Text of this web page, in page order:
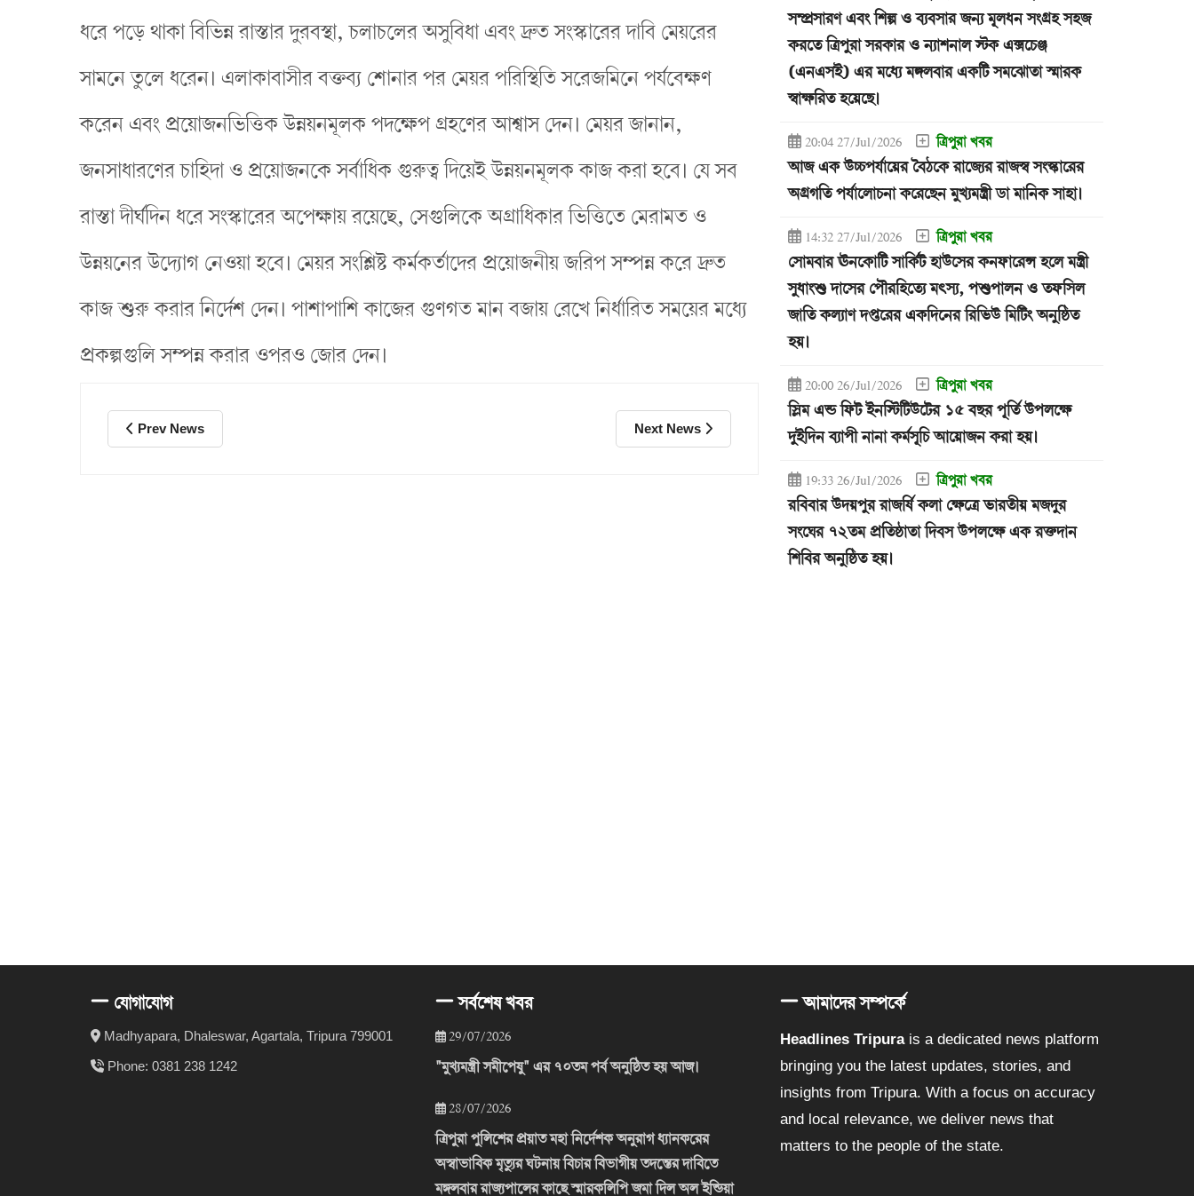
ধরে পড়ে থাকা বিভিন্ন রাস্তার দুরবস্থা, চলাচলের অসুবিধা এবং দ্রুত সংস্কারের দাবি মেয়রের
সামনে তুলে ধরেন। এলাকাবাসীর বক্তব্য শোনার পর মেয়র পরিস্থিতি সরেজমিনে পর্যবেক্ষণ
করেন এবং প্রয়োজনভিত্তিক উন্নয়নমূলক পদক্ষেপ গ্রহণের আশ্বাস দেন। মেয়র জানান,
জনসাধারণের চাহিদা ও প্রয়োজনকে সর্বাধিক গুরুত্ব দিয়েই উন্নয়নমূলক কাজ করা হবে। যে সব
রাস্তা দীর্ঘদিন ধরে সংস্কারের অপেক্ষায় রয়েছে, সেগুলিকে অগ্রাধিকার ভিত্তিতে মেরামত ও
উন্নয়নের উদ্যোগ নেওয়া হবে। মেয়র সংশ্লিষ্ট কর্মকর্তাদের প্রয়োজনীয় জরিপ সম্পন্ন করে দ্রুত
কাজ শুরু করার নির্দেশ দেন। পাশাপাশি কাজের গুণগত মান বজায় রেখে নির্ধারিত সময়ের মধ্যে
প্রকল্পগুলি সম্পন্ন করার ওপরও জোর দেন।
Prev News Next News
সম্প্রসারণ এবং শিল্প ও ব্যবসার জন্য মূলধন সংগ্রহ সহজ
করতে ত্রিপুরা সরকার ও ন্যাশনাল স্টক এক্সচেঞ্জ
(এনএসই) এর মধ্যে মঙ্গলবার একটি সমঝোতা স্মারক
স্বাক্ষরিত হয়েছে।
20:04 27/Jul/2026 ত্রিপুরা খবর
আজ এক উচ্চপর্যায়ের বৈঠকে রাজ্যের রাজস্ব সংস্কারের
অগ্রগতি পর্যালোচনা করেছেন মুখ্যমন্ত্রী ডা মানিক সাহা।
14:32 27/Jul/2026 ত্রিপুরা খবর
সোমবার ঊনকোটি সার্কিট হাউসের কনফারেন্স হলে মন্ত্রী
সুধাংশু দাসের পৌরহিত্যে মৎস্য, পশুপালন ও তফসিল
জাতি কল্যাণ দপ্তরের একদিনের রিভিউ মিটিং অনুষ্ঠিত
হয়।
20:00 26/Jul/2026 ত্রিপুরা খবর
স্লিম এন্ড ফিট ইনস্টিটিউটের ১৫ বছর পূর্তি উপলক্ষে
দুইদিন ব্যাপী নানা কর্মসূচি আয়োজন করা হয়।
19:33 26/Jul/2026 ত্রিপুরা খবর
রবিবার উদয়পুর রাজর্ষি কলা ক্ষেত্রে ভারতীয় মজদুর
সংঘের ৭২তম প্রতিষ্ঠাতা দিবস উপলক্ষে এক রক্তদান
শিবির অনুষ্ঠিত হয়।
যোগাযোগ
Madhyapara, Dhaleswar, Agartala, Tripura 799001
Phone: 0381 238 1242
সর্বশেষ খবর
29/07/2026
"মুখ্যমন্ত্রী সমীপেষু" এর ৭০তম পর্ব অনুষ্ঠিত হয় আজ।
28/07/2026
ত্রিপুরা পুলিশের প্রয়াত মহা নির্দেশক অনুরাগ ধ্যানকরের
অস্বাভাবিক মৃত্যুর ঘটনায় বিচার বিভাগীয় তদন্তের দাবিতে
মঙ্গলবার রাজ্যপালের কাছে স্মারকলিপি জমা দিল অল ইন্ডিয়া
আমাদের সম্পর্কে
Headlines Tripurais a dedicated news platform
bringing you the latest updates, stories, and
insights from Tripura. With a focus on accuracy
and local relevance, we deliver news that
matters to the people of the state.